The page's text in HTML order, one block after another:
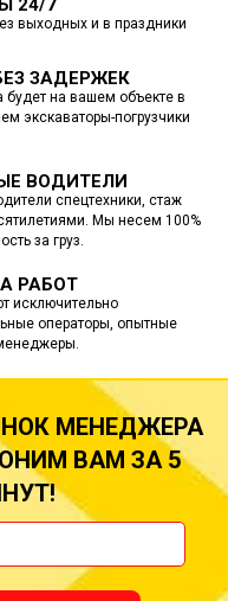
24/7
выходных и в праздники
ЗАДЕРЖЕК
будет на вашем объекте в
экскаваторы-погрузчики
ВОДИТЕЛИ
спецтехники, стаж
Мы несем 100%
за груз.
РАБОТ
исключительно
операторы, опытные
МЕНЕДЖЕРА
ВАМ ЗА 5